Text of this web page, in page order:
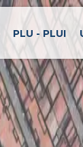
PLU - PLUI